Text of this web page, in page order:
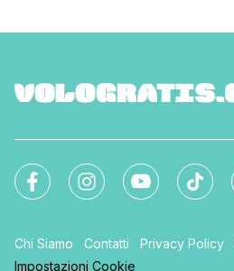
Chi Siamo Contatti Privacy Policy
Impostazioni Cookie